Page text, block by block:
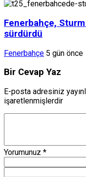
Fenerbahçe, Sturm
sürdürdü
Fenerbahçe 5 gün önce
Bir Cevap Yaz
E-posta adresiniz
işaretlenmişlerdir
Yorumunuz *